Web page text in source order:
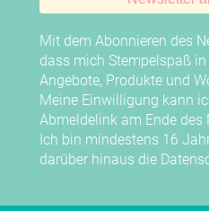
Mit dem Abonnieren des
dass mich Stempelspaß
Angebote, Produkte und
Meine Einwilligung kann
Abmeldelink am Ende des
Ich bin mindestens 16
darüber hinaus die